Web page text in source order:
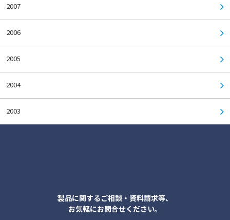
2007
2006
2005
2004
2003
製品に関するご相談・資料請求等、
お気軽にお問合せください。